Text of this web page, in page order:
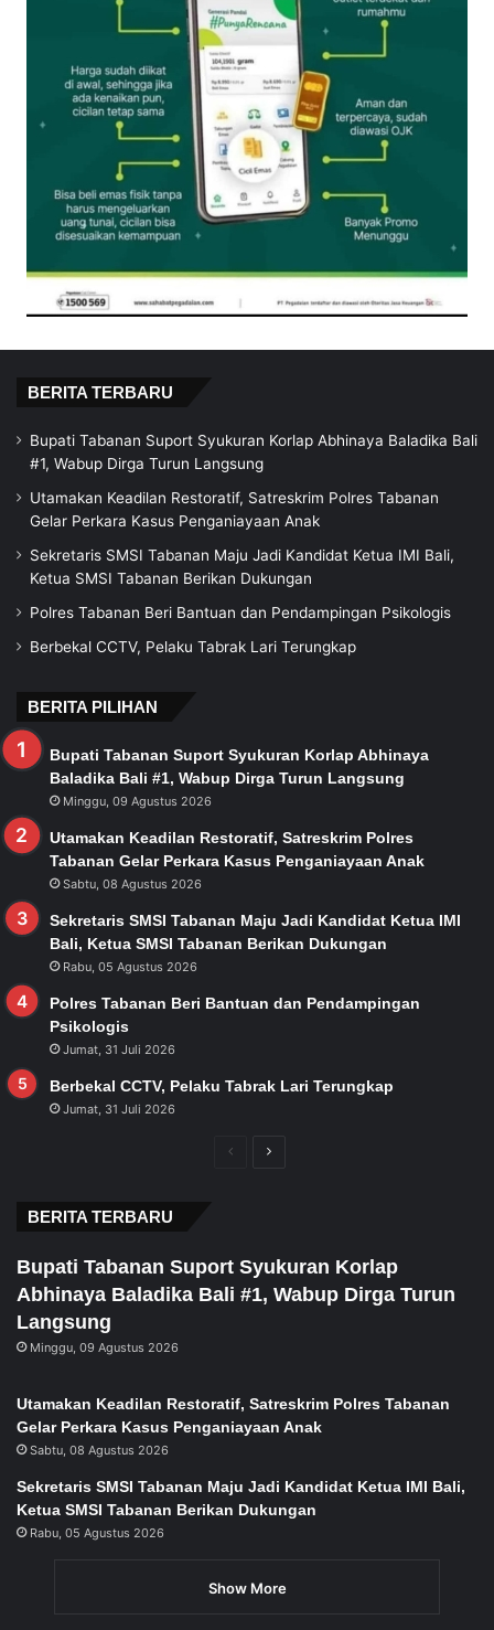
BERITA TERBARU
Bupati Tabanan Suport Syukuran Korlap Abhinaya Baladika Bali
#1, Wabup Dirga Turun Langsung
Utamakan Keadilan Restoratif, Satreskrim Polres Tabanan
Gelar Perkara Kasus Penganiayaan Anak
Sekretaris SMSI Tabanan Maju Jadi Kandidat Ketua IMI Bali,
Ketua SMSI Tabanan Berikan Dukungan
Polres Tabanan Beri Bantuan dan Pendampingan Psikologis
Berbekal CCTV, Pelaku Tabrak Lari Terungkap
BERITA PILIHAN
Bupati Tabanan Suport Syukuran Korlap Abhinaya
Baladika Bali #1, Wabup Dirga Turun Langsung
Minggu, 09 Agustus 2026
Utamakan Keadilan Restoratif, Satreskrim Polres
Tabanan Gelar Perkara Kasus Penganiayaan Anak
Sabtu, 08 Agustus 2026
Sekretaris SMSI Tabanan Maju Jadi Kandidat Ketua IMI
Bali, Ketua SMSI Tabanan Berikan Dukungan
Rabu, 05 Agustus 2026
Polres Tabanan Beri Bantuan dan Pendampingan
Psikologis
Jumat, 31 Juli 2026
Berbekal CCTV, Pelaku Tabrak Lari Terungkap
Jumat, 31 Juli 2026
PreviousNext
BERITA TERBARU
Bupati Tabanan Suport Syukuran Korlap
Abhinaya Baladika Bali #1, Wabup Dirga Turun
Langsung
Minggu, 09 Agustus 2026
Utamakan Keadilan Restoratif, Satreskrim Polres Tabanan
Gelar Perkara Kasus Penganiayaan Anak
Sabtu, 08 Agustus 2026
Sekretaris SMSI Tabanan Maju Jadi Kandidat Ketua IMI Bali,
Ketua SMSI Tabanan Berikan Dukungan
Rabu, 05 Agustus 2026
Show More